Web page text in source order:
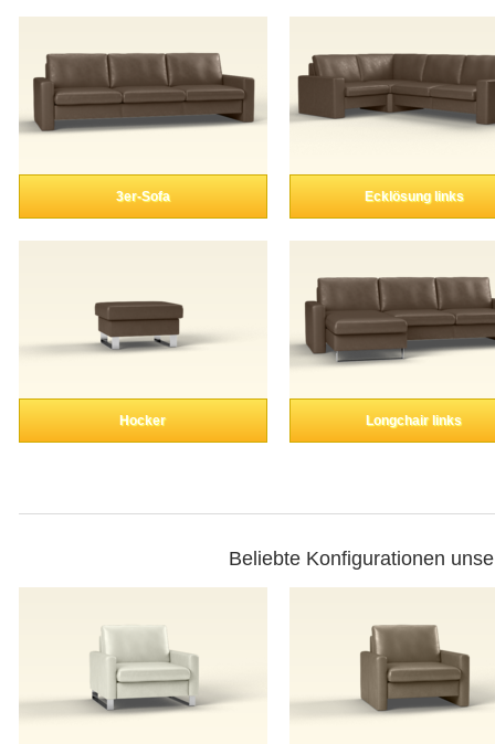
3er-Sofa Ecklösung links
Hocker Longchair links
Beliebte Konfigurationen